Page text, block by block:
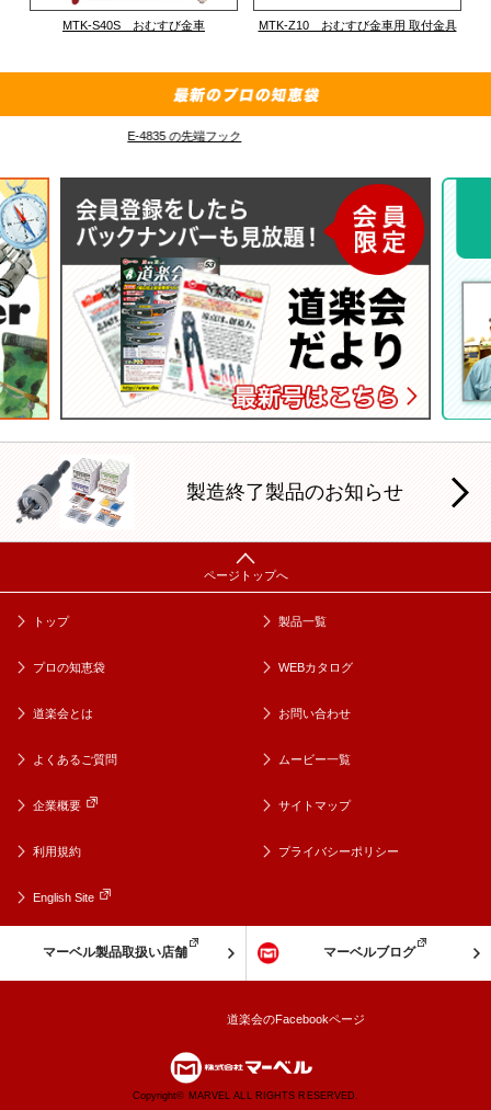
MTK-S40S おむすび金車 MTK-Z10 おむすび金車用 取付金具
E-4835 の先端フック
製造終了製品のお知らせ
トップ 製品一覧
プロの知恵袋 WEBカタログ
道楽会とは お問い合わせ
よくあるご質問 ムービー一覧
企業概要 サイトマップ
利用規約 プライバシーポリシー
English Site
マーベル製品取扱い店舗 マーベルブログ
道楽会のFacebookページ
Copyright© MARVEL ALL RIGHTS RESERVED.